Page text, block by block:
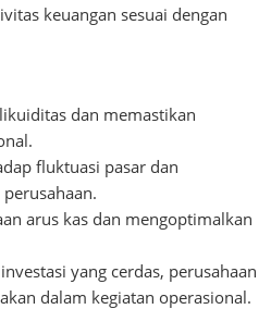
keuangan sesuai dengan
dan memastikan
fluktuasi pasar dan
arus kas dan mengoptimalkan
yang cerdas, perusahaan
dalam kegiatan operasional.